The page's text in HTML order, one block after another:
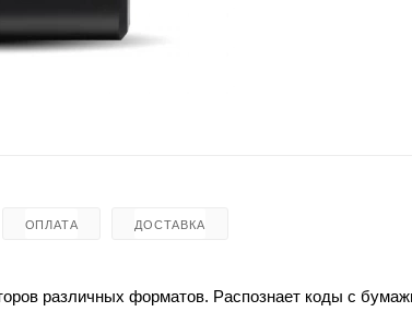
ОПЛАТА ДОСТАВКА
различных форматов. Распознает коды с